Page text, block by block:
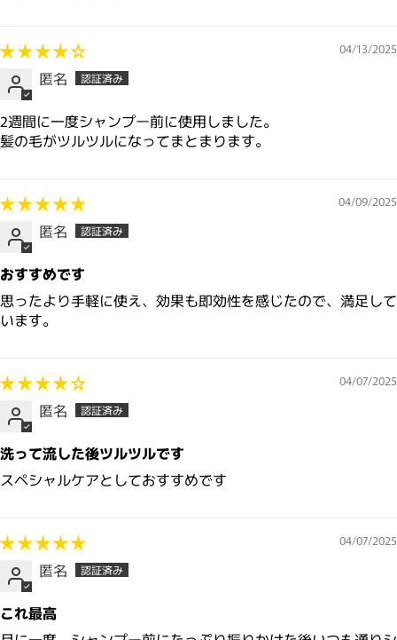
04/13/2025
匿名
2週間に一度シャンプー前に使用しました。
髪の毛がツルツルになってまとまります。
04/09/2025
匿名
おすすめです
思ったより手軽に使え、効果も即効性を感じたので、満足して
います。
04/07/2025
匿名
洗って流した後ツルツルです
スペシャルケアとしておすすめです
04/07/2025
匿名
これ最高